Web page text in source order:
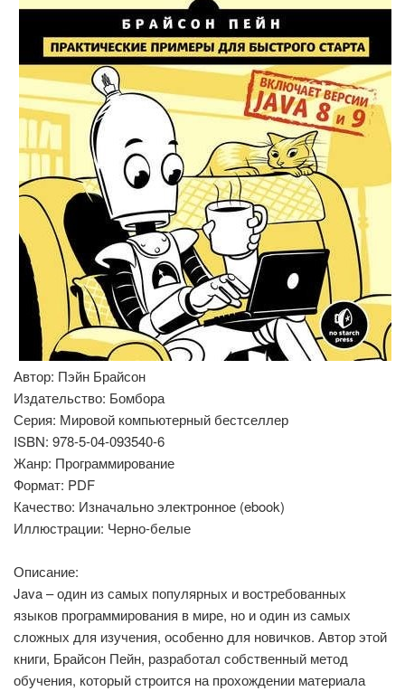
Автор: Пэйн Брайсон
Издательство: Бомбора
Серия: Мировой компьютерный бестселлер
ISBN: 978-5-04-093540-6
Жанр: Программирование
Формат: PDF
Качество: Изначально электронное (ebook)
Иллюстрации: Черно-белые
Описание:
Java – один из самых популярных и востребованных
языков программирования в мире, но и один из самых
сложных для изучения, особенно для новичков. Автор этой
книги, Брайсон Пейн, разработал собственный метод
обучения, который строится на прохождении материала